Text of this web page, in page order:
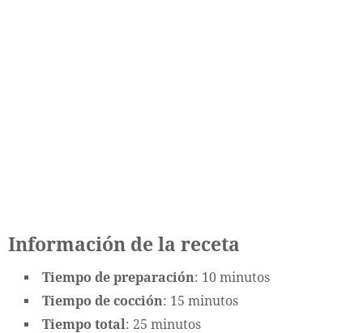
Información de la receta
Tiempo de preparación: 10 minutos
Tiempo de cocción: 15 minutos
Tiempo total: 25 minutos